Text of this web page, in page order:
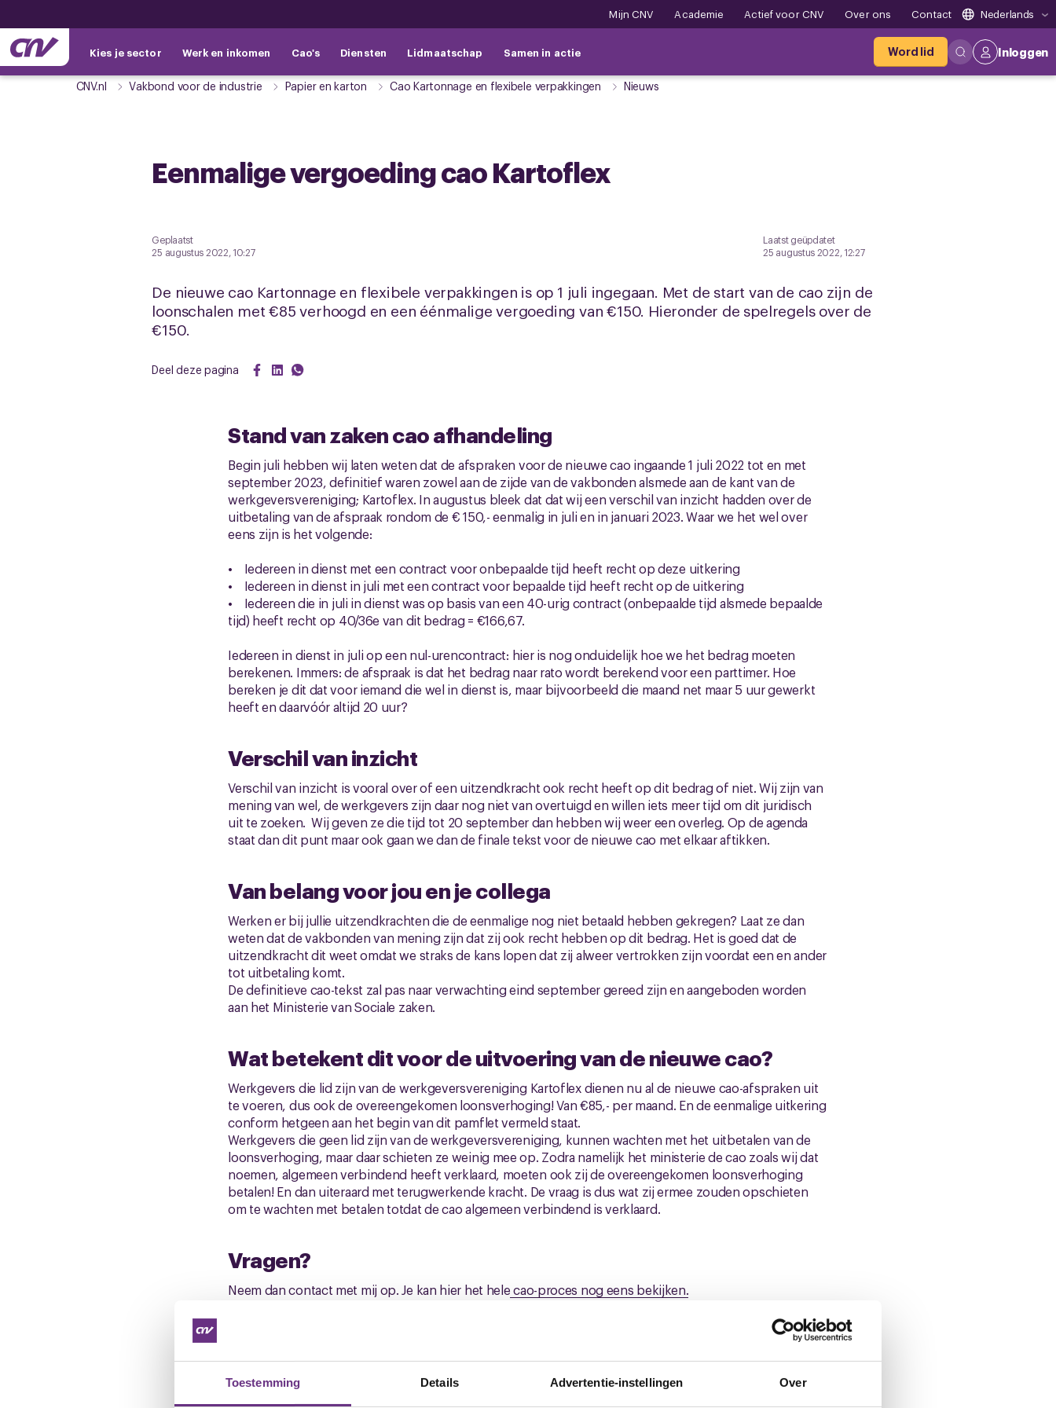
Toestemming Details Advertentie-instellingen Over
Mijn CNV Academie Actief voor CNV Over ons Contact Nederlands
Kies je sector Werk en inkomen Cao's Diensten Lidmaatschap Samen in actie Word lid Inloggen
CNV.nl Vakbond voor de industrie Papier en karton Cao Kartonnage en flexibele verpakkingen Nieuws
Eenmalige vergoeding cao Kartoflex
Geplaatst
25 augustus 2022, 10:27
Laatst geüpdatet
25 augustus 2022, 12:27
De nieuwe cao Kartonnage en flexibele verpakkingen is op 1 juli ingegaan. Met de start van de cao zijn de
loonschalen met €85 verhoogd en een éénmalige vergoeding van €150. Hieronder de spelregels over de
€150.
Deel deze pagina
Stand van zaken cao afhandeling
Begin juli hebben wij laten weten dat de afspraken voor de nieuwe cao ingaande 1 juli 2022 tot en met
september 2023, definitief waren zowel aan de zijde van de vakbonden alsmede aan de kant van de
werkgeversvereniging; Kartoflex. In augustus bleek dat dat wij een verschil van inzicht hadden over de
uitbetaling van de afspraak rondom de € 150,- eenmalig in juli en in januari 2023. Waar we het wel over
eens zijn is het volgende:
• Iedereen in dienst met een contract voor onbepaalde tijd heeft recht op deze uitkering
• Iedereen in dienst in juli met een contract voor bepaalde tijd heeft recht op de uitkering
• Iedereen die in juli in dienst was op basis van een 40-urig contract (onbepaalde tijd alsmede bepaalde
tijd) heeft recht op 40/36e van dit bedrag = €166,67.
Iedereen in dienst in juli op een nul-urencontract: hier is nog onduidelijk hoe we het bedrag moeten
berekenen. Immers: de afspraak is dat het bedrag naar rato wordt berekend voor een parttimer. Hoe
bereken je dit dat voor iemand die wel in dienst is, maar bijvoorbeeld die maand net maar 5 uur gewerkt
heeft en daarvóór altijd 20 uur?
Verschil van inzicht
Verschil van inzicht is vooral over of een uitzendkracht ook recht heeft op dit bedrag of niet. Wij zijn van
mening van wel, de werkgevers zijn daar nog niet van overtuigd en willen iets meer tijd om dit juridisch
uit te zoeken. Wij geven ze die tijd tot 20 september dan hebben wij weer een overleg. Op de agenda
staat dan dit punt maar ook gaan we dan de finale tekst voor de nieuwe cao met elkaar aftikken.
Van belang voor jou en je collega
Werken er bij jullie uitzendkrachten die de eenmalige nog niet betaald hebben gekregen? Laat ze dan
weten dat de vakbonden van mening zijn dat zij ook recht hebben op dit bedrag. Het is goed dat de
uitzendkracht dit weet omdat we straks de kans lopen dat zij alweer vertrokken zijn voordat een en ander
tot uitbetaling komt.
De definitieve cao-tekst zal pas naar verwachting eind september gereed zijn en aangeboden worden
aan het Ministerie van Sociale zaken.
Wat betekent dit voor de uitvoering van de nieuwe cao?
Werkgevers die lid zijn van de werkgeversvereniging Kartoflex dienen nu al de nieuwe cao-afspraken uit
te voeren, dus ook de overeengekomen loonsverhoging! Van €85,- per maand. En de eenmalige uitkering
conform hetgeen aan het begin van dit pamflet vermeld staat.
Werkgevers die geen lid zijn van de werkgeversvereniging, kunnen wachten met het uitbetalen van de
loonsverhoging, maar daar schieten ze weinig mee op. Zodra namelijk het ministerie de cao zoals wij dat
noemen, algemeen verbindend heeft verklaard, moeten ook zij de overeengekomen loonsverhoging
betalen! En dan uiteraard met terugwerkende kracht. De vraag is dus wat zij ermee zouden opschieten
om te wachten met betalen totdat de cao algemeen verbindend is verklaard.
Vragen?
Neem dan contact met mij op. Je kan hier het helecao-proces nog eens bekijken.
M06 05160 2048 /j.kraan@cnvvakmensen.nl